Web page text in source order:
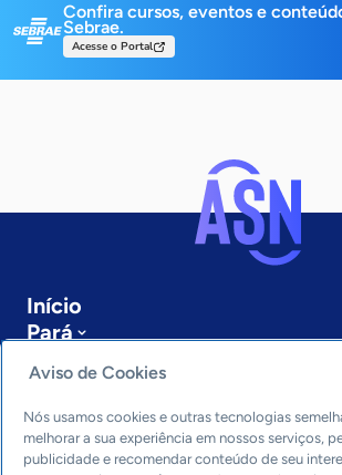
Confira cursos, eventos e
Sebrae.
Acesse o Portal
Início
Pará
Sobre a ASN
Últimas notícias
Entre em contato
Editorias
Aviso de Cookies
Nós usamos cookies e outras tecnologias
melhorar a sua experiência em nossos serviços,
publicidade e recomendar conteúdo de seu